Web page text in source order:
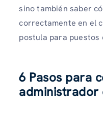
sino también saber
correctamente en el
postula para puestos
6 Pasos para
administrador